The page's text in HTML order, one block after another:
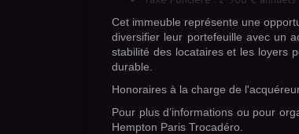
Cet immeuble représente une
diversifier leur portefeuille avec un
stabilité des locataires et les loyers
durable.
Honoraires à la charge de
Pour plus d’informations ou pour
Hempton Paris Trocadéro.